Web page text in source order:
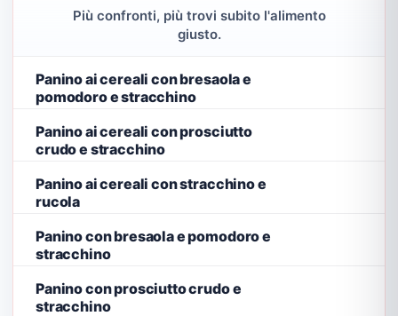
Più confronti, più trovi subito l'alimento
giusto.
Panino ai cereali con bresaola e
pomodoro e stracchino
Panino ai cereali con prosciutto
crudo e stracchino
Panino ai cereali con stracchino e
rucola
Panino con bresaola e pomodoro e
stracchino
Panino con prosciutto crudo e
stracchino